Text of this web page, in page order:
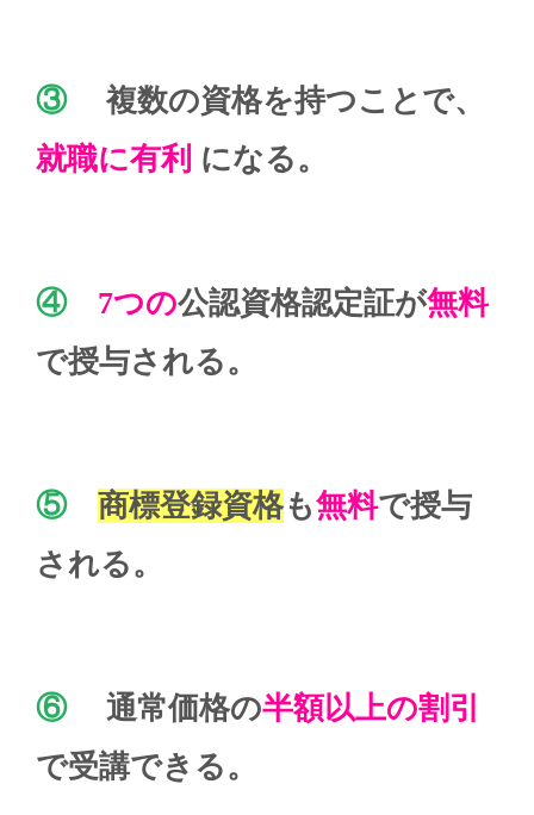
③
複数の資格を持つことで、
就職に有利 になる。
④ 7つの公認資格認定証が無料
で授与される。
⑤ 商標登録資格も無料で授与
される。
⑥ 通常価格の半額以上の割引
で受講できる。